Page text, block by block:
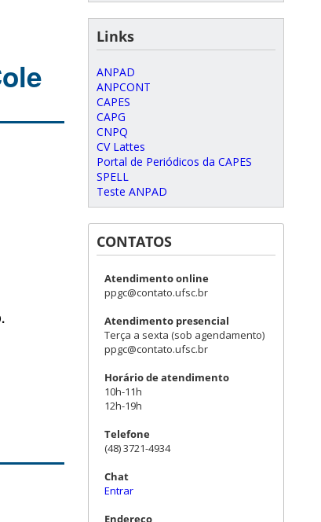
Links
ANPAD
ANPCONT
CAPES
CAPG
CNPQ
CV Lattes
Portal de Periódicos da CAPES
SPELL
Teste ANPAD
CONTATOS
Atendimento online
ppgc@contato.ufsc.br
Atendimento presencial
Terça a sexta (sob agendamento)
ppgc@contato.ufsc.br
Horário de atendimento
10h-11h
12h-19h
Telefone
(48) 3721-4934
Chat
Entrar
Endereço